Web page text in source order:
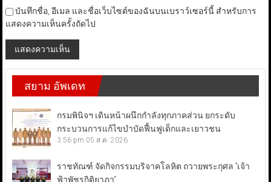
บันทึกชื่อ, อีเมล และชื่อเว็บไซต์ของฉันบนเบราว์เซอร์นี้ สำหรับการ
แสดงความเห็นครั้งถัดไป
สยาม อัพเดท
กรมพินิจฯ เดินหน้าผนึกกำลังทุกภาคส่วน ยกระดับ
กระบวนการแก้ไขบำบัดฟื้นฟูเด็กและเยาวชน
3:56 pm 05 ส.ค. 2026
ราชทัณฑ์ จัดกิจกรรมบริจาคโลหิต ถวายพระกุศล ‘เจ้า
ฟ้าพัชรกิติยาภา’